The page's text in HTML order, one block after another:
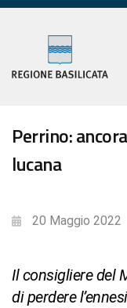
Perrino:
lucana
20 Maggio 2022
Il consigliere del
di perdere